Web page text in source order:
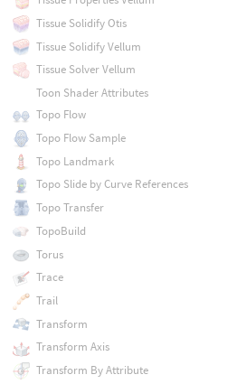
Tissue Solidify Otis
Tissue Solidify Vellum
Tissue Solver Vellum
Toon Shader Attributes
Topo Flow
Topo Flow Sample
Topo Landmark
Topo Slide by Curve References
Topo Transfer
TopoBuild
Torus
Trace
Trail
Transform
Transform Axis
Transform By Attribute